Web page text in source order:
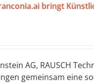
bringt
AG, RAUSCH
gemeinsam eine